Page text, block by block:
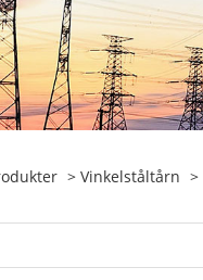
> Vinkelståltårn >